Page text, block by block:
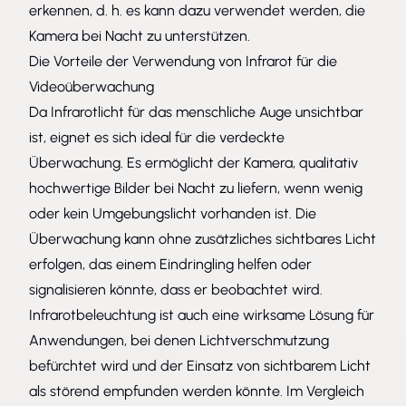
erkennen, d. h. es kann dazu verwendet werden, die
Kamera bei Nacht zu unterstützen.
Die Vorteile der Verwendung von Infrarot für die
Videoüberwachung
Da Infrarotlicht für das menschliche Auge unsichtbar
ist, eignet es sich ideal für die verdeckte
Überwachung. Es ermöglicht der Kamera, qualitativ
hochwertige Bilder bei Nacht zu liefern, wenn wenig
oder kein Umgebungslicht vorhanden ist. Die
Überwachung kann ohne zusätzliches sichtbares Licht
erfolgen, das einem Eindringling helfen oder
signalisieren könnte, dass er beobachtet wird.
Infrarotbeleuchtung ist auch eine wirksame Lösung für
Anwendungen, bei denen Lichtverschmutzung
befürchtet wird und der Einsatz von sichtbarem Licht
als störend empfunden werden könnte. Im Vergleich